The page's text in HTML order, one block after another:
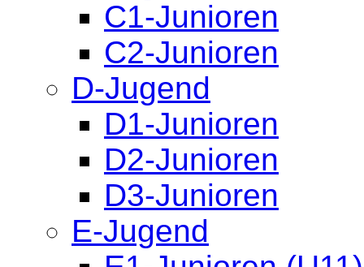
C1-Junioren
C2-Junioren
D-Jugend
D1-Junioren
D2-Junioren
D3-Junioren
E-Jugend